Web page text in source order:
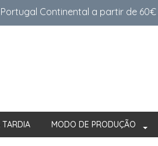
Continental a partir de 60€
TARDIA MODO DE PRODUÇÃO